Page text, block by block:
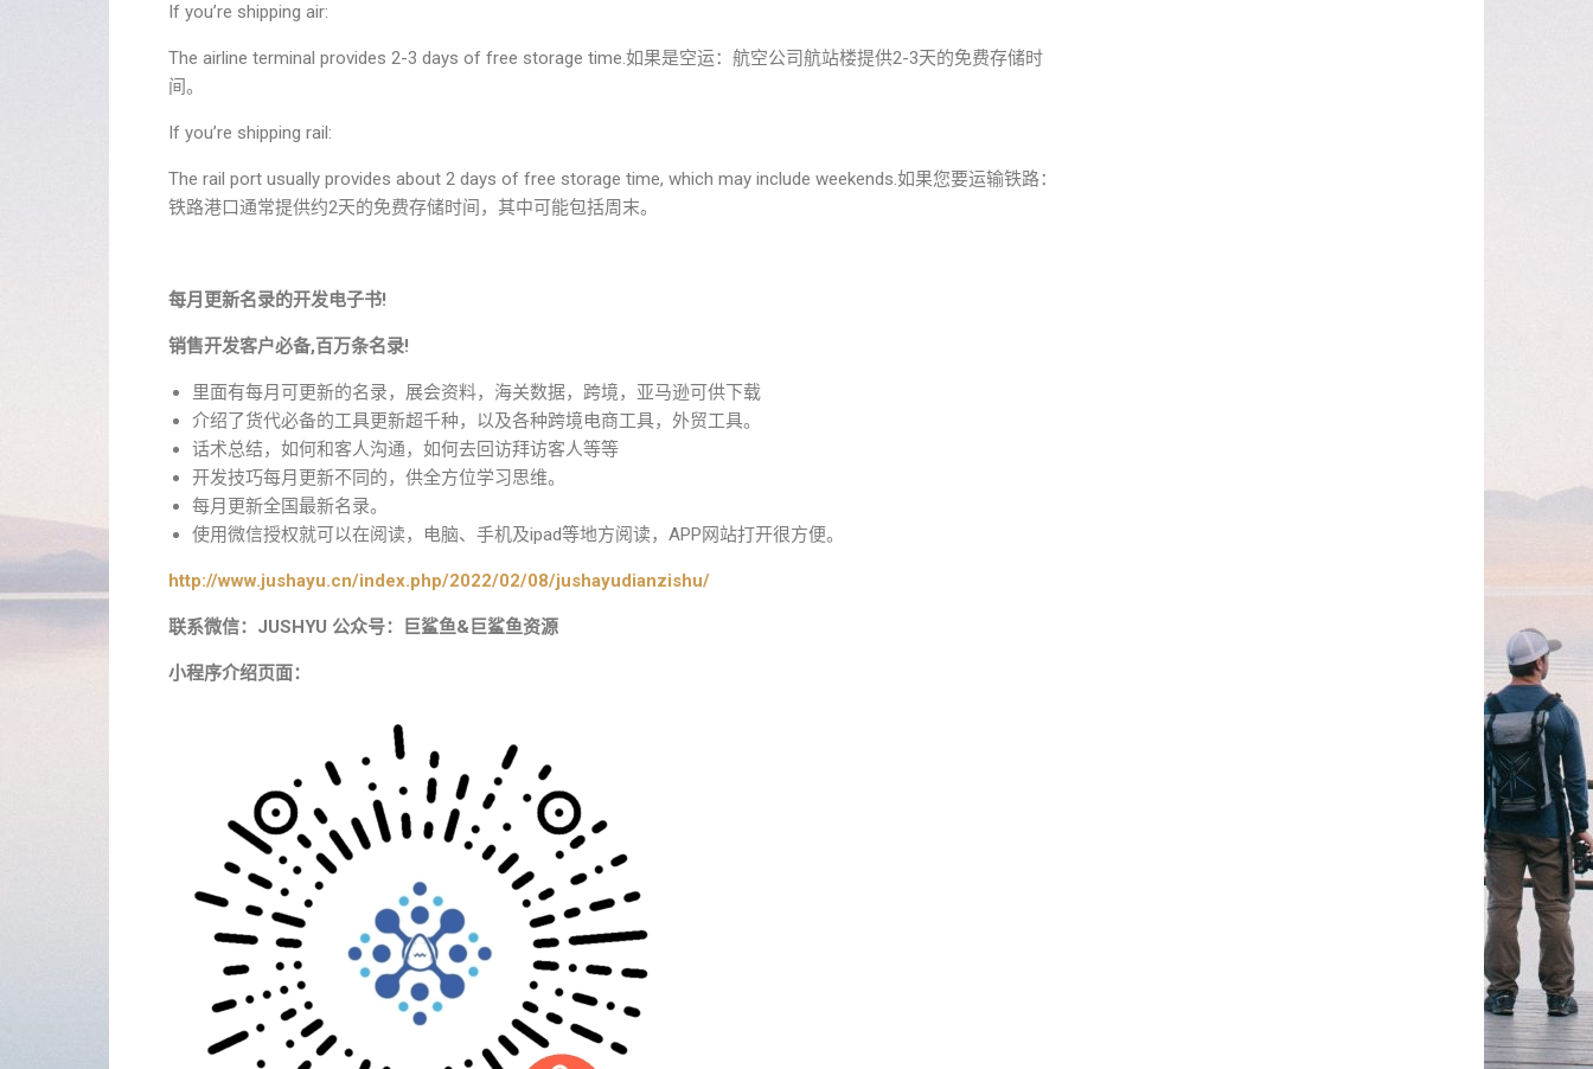
If you’re shipping air:
The airline terminal provides 2-3 days of free storage time.如果是空运：航空公司航站楼提供2-3天的免费存储时
间。
If you’re shipping rail:
The rail port usually provides about 2 days of free storage time, which may include weekends.如果您要运输铁路：
铁路港口通常提供约2天的免费存储时间，其中可能包括周末。
每月更新名录的开发电子书!
销售开发客户必备,百万条名录!
里面有每月可更新的名录，展会资料，海关数据，跨境，亚马逊可供下载
介绍了货代必备的工具更新超千种，以及各种跨境电商工具，外贸工具。
话术总结，如何和客人沟通，如何去回访拜访客人等等
开发技巧每月更新不同的，供全方位学习思维。
每月更新全国最新名录。
使用微信授权就可以在阅读，电脑、手机及ipad等地方阅读，APP网站打开很方便。
http://www.jushayu.cn/index.php/2022/02/08/jushayudianzishu/
联系微信：JUSHYU 公众号：巨鲨鱼&巨鲨鱼资源
小程序介绍页面：